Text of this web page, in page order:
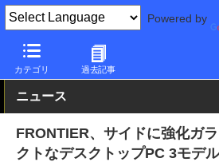
Powered by
カテゴリ 過去記事
PC Watch パソコン/タブレット/スマー
ニュース
FRONTIER、サイドに強化ガ
クトなデスクトップPC 3モデル